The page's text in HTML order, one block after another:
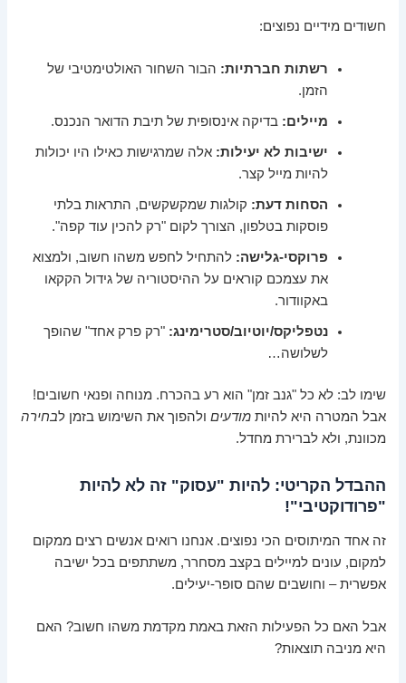
חשודים מידיים נפוצים:
רשתות חברתיות: הבור השחור האולטימטיבי של
הזמן.
מיילים: בדיקה אינסופית של תיבת הדואר הנכנס.
ישיבות לא יעילות: אלה שמרגישות כאילו היו יכולות
להיות מייל קצר.
הסחות דעת: קולגות שמקשקשים, התראות בלתי
פוסקות בטלפון, הצורך לקום "רק להכין עוד קפה".
פרוקסי-גלישה: להתחיל לחפש משהו חשוב, ולמצוא
את עצמכם קוראים על ההיסטוריה של גידול הקקאו
באקוודור.
נטפליקס/יוטיוב/סטרימינג: "רק פרק אחד" שהופך
לשלושה…
שימו לב: לא כל "גנב זמן" הוא רע בהכרח. מנוחה ופנאי חשובים!
אבל המטרה היא להיותמודעים ולהפוך את השימוש בזמן לבחירה
מכוונת, ולא לברירת מחדל.
ההבדל הקריטי: להיות "עסוק" זה לא להיות
"פרודוקטיבי"!
זה אחד המיתוסים הכי נפוצים. אנחנו רואים אנשים רצים ממקום
למקום, עונים למיילים בקצב מסחרר, משתתפים בכל ישיבה
אפשרית – וחושבים שהם סופר-יעילים.
אבל האם כל הפעילות הזאת באמת מקדמת משהו חשוב? האם
היא מניבה תוצאות?